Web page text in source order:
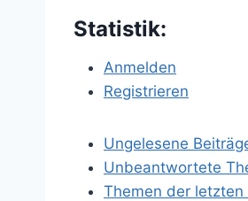
Statistik:
Anmelden
Registrieren
Ungelesene
Unbeantwortete
Themen der letzten